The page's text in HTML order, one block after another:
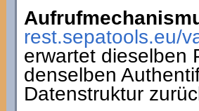
rest.sepatools.eu/
erwartet dieselben
denselben
Datenstruktur